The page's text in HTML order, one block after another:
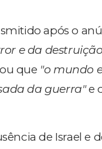
após o
e da
que "o mundo
da guerra"e
de Israel e